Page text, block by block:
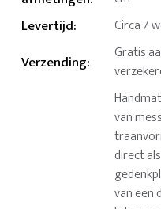
Levertijd: Circa 7
Verzending:
Gratis
van
direct
van een